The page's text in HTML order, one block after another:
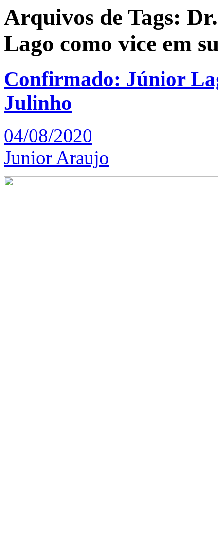
Arquivos de Tags:
Lago como vice em
Confirmado: Júnior
Julinho
04/08/2020
Junior Araujo